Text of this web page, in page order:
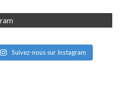
Suivez-nous sur Instagram